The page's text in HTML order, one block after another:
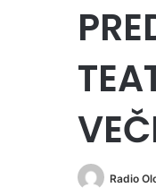
Radio